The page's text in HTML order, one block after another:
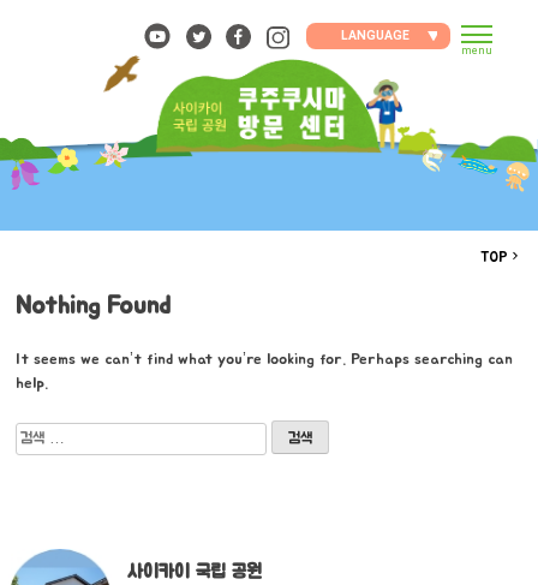
LANGUAGE
menu
TOP
Nothing Found
It seems we can’t find what you’re looking for. Perhaps searching can
help.
검
색:
사이카이 국립 공원